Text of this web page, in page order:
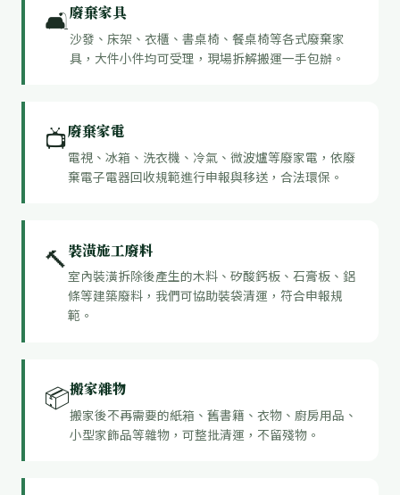
🛋️廢棄家具
沙發、床架、衣櫃、書桌椅、餐桌椅等各式廢棄家
具，大件小件均可受理，現場拆解搬運一手包辦。
📺廢棄家電
電視、冰箱、洗衣機、冷氣、微波爐等廢家電，依廢
棄電子電器回收規範進行申報與移送，合法環保。
🔨裝潢施工廢料
室內裝潢拆除後產生的木料、矽酸鈣板、石膏板、鋁
條等建築廢料，我們可協助裝袋清運，符合申報規
範。
📦搬家雜物
搬家後不再需要的紙箱、舊書籍、衣物、廚房用品、
小型家飾品等雜物，可整批清運，不留殘物。